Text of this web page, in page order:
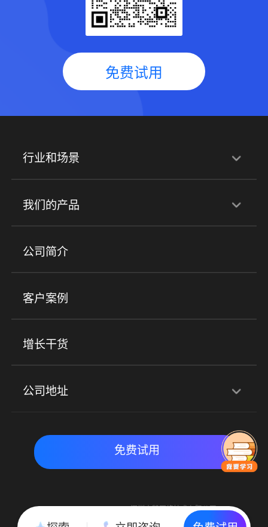
免费试用
行业和场景
行业解决方案
培训机构 职业技能培训 兴趣培训
金融行业
心理机构
实时私域带货 数字化运营
我们的产品
产品
小程序商城 ERP 企微SCRM
社群圈子
公司简介
客户案例
增长干货
公司地址
北京地址：北京市朝阳区朝外大街乙6号23层
免费试用
Copyright © 2015-2018 深圳小鹅网络技术有限公司
All Rights Reserved. 粤ICP备15020529号